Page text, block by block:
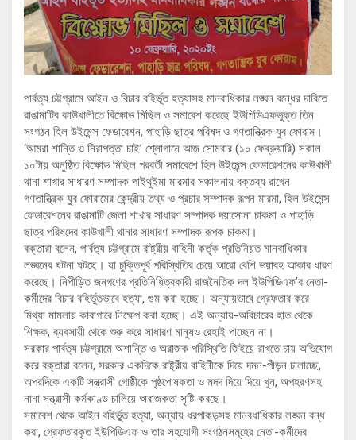
পার্বত্য চট্টগ্রামে আইন ও বিচার বহির্ভূত হত্যাসহ মানবাধিকার লঙ্ঘন বন্ধের দাবিতে
রাঙামাটির কাউখালীতে বিক্ষোভ মিছিল ও সমাবেশ করেছে ইউপিডিএফভুক্ত তিন
সংগঠন হিল উইমেন্স ফেডারেশন, পাহাড়ি ছাত্র পরিষদ ও গণতান্ত্রিক যুব ফোরাম।
‘আমরা শান্তি ও নিরাপত্তা চাই’ শ্লোগানে আজ সোমবার (১০ ফেব্রুয়ারি) সকাল
১০টায় অনুষ্ঠিত বিক্ষোভ মিছিল পরবর্তী সমাবেশে হিল উইমেন্স ফেডারেশনের কাউখালী
থানা শাখার সাধারণ সম্পাদক পাইথুইমা মারমার সঞ্চালনায় বক্তব্য রাখেন
গণতান্ত্রিক যুব ফোরামের কেন্দ্রীয় তথ্য ও প্রচার সম্পাদক রূপন মারমা, হিল উইমেন্স
ফেডারেশনের রাঙামাটি জেলা শাখার সাধারণ সম্পাদক দয়াসোনা চাকমা ও পাহাড়ি
ছাত্র পরিষদের কাউখালী থানার সাধারণ সম্পাদক রূপক চাকমা।
বক্তারা বলেন, পার্বত্য চট্টগ্রামে রাষ্ট্রীয় বাহিনী কর্তৃক প্রতিনিয়ত মানবাধিকার
লঙ্ঘনের ঘটনা ঘটছে। যা চুক্তিপূর্ব পরিস্থিতির চেয়ে আরো বেশি ভয়াবহ আকার ধারণ
করেছে। নিপীড়িত জনগণের প্রতিনিধিত্বকারী রাজনৈতিক দল ইউপিডিএফ’র নেতা-
কর্মীদের বিচার বহির্ভুতভাবে হত্যা, গুম করা হচ্ছে। অন্যায়ভাবে গ্রেফতার করে
মিথ্যা মামলায় কারাগারে নিক্ষেপ করা হচ্ছে। এই অন্যায়-অবিচারের হাত থেকে
শিক্ষক, ব্যবসায়ী থেকে শুরু করে সাধারণ মানুষও রেহাই পাচ্ছেন না।
সরকার পার্বত্য চট্টগ্রামে অশান্তি ও অরাজক পরিস্থিতি জিইয়ে রাখতে চায় অভিযোগ
করে বক্তারা বলেন, সরকার একদিকে রাষ্ট্রীয় বাহিনীকে দিয়ে দমন-পীড়ন চালাচ্ছে,
অপরদিকে একটি সন্ত্রাসী গোষ্ঠীকে পৃষ্ঠপোষকতা ও মদদ দিয়ে দিয়ে খুন, অপহরণসহ
নানা সন্ত্রাসী কর্মকাণ্ড চালিয়ে অরাজকতা সৃষ্টি করছে।
সমাবেশ থেকে আইন বহির্ভুত হত্যা, অন্যায় ধরপাকড়সহ মানবধাধিকার লঙ্ঘন বন্ধ
করা, গ্রেফতারকৃত ইউপিডিএফ ও তার সহযোগী সংগঠনসমূহের নেতা-কর্মীদের